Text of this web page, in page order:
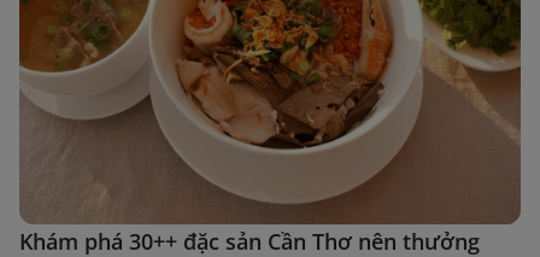
Khám phá 30++ đặc sản Cần Thơ nên thưởng